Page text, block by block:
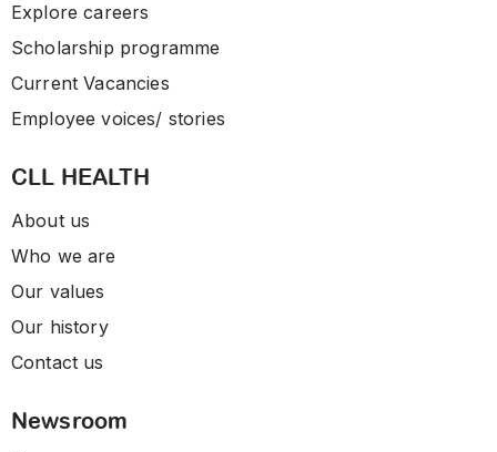
Explore careers
Scholarship programme
Current Vacancies
Employee voices/ stories
CLL HEALTH
About us
Who we are
Our values
Our history
Contact us
Newsroom